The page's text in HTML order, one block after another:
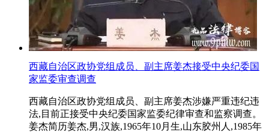
西藏自治区政协党组成员、副主席姜杰接受中央纪委国
家监委审查调查
西藏自治区政协党组成员、副主席姜杰涉嫌严重违纪违
法,目前正接受中央纪委国家监委纪律审查和监察调查。
姜杰简历姜杰,男,汉族,1965年10月生,山东胶州人,1985年